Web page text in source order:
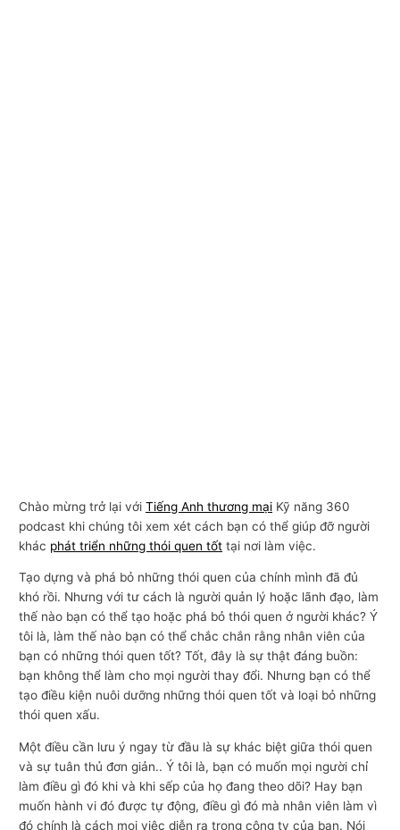
Chào mừng trở lại vớiTiếng Anh thương mại Kỹ năng 360
podcast khi chúng tôi xem xét cách bạn có thể giúp đỡ người
khác phát triển những thói quen tốt tại nơi làm việc.
Tạo dựng và phá bỏ những thói quen của chính mình đã đủ
khó rồi. Nhưng với tư cách là người quản lý hoặc lãnh đạo, làm
thế nào bạn có thể tạo hoặc phá bỏ thói quen ở người khác? Ý
tôi là, làm thế nào bạn có thể chắc chắn rằng nhân viên của
bạn có những thói quen tốt? Tốt, đây là sự thật đáng buồn:
bạn không thể làm cho mọi người thay đổi. Nhưng bạn có thể
tạo điều kiện nuôi dưỡng những thói quen tốt và loại bỏ những
thói quen xấu.
Một điều cần lưu ý ngay từ đầu là sự khác biệt giữa thói quen
và sự tuân thủ đơn giản.. Ý tôi là, bạn có muốn mọi người chỉ
làm điều gì đó khi và khi sếp của họ đang theo dõi? Hay bạn
muốn hành vi đó được tự động, điều gì đó mà nhân viên làm vì
đó chính là cách mọi việc diễn ra trong công ty của bạn. Nói